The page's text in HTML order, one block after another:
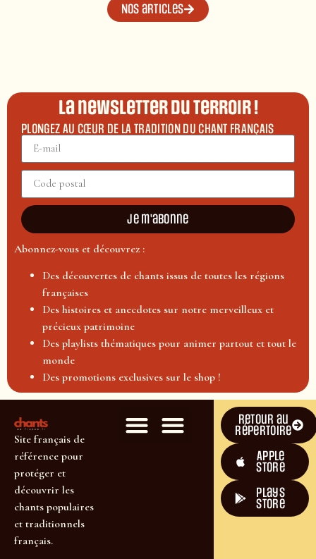
Nos articles
La newsletter du terroir !
PLONGEZ AU CŒUR DE LA TRADITION DU CHANT FRANÇAIS
Je m'abonne
Abonnez-vous et découvrez :
Des découvertes de chants issus de toutes les régions
françaises
Des histoires et anecdotes sur notre merveilleux et
précieux patrimoine
Des playlists thématiques pour animer partout et tout le
monde
Des promotions exclusives sur le shop !
Site français de
référence pour
protéger et
découvrir les
chants populaires
et traditionnels
français.
Retour au
répertoire
Apple
Store
plays
store